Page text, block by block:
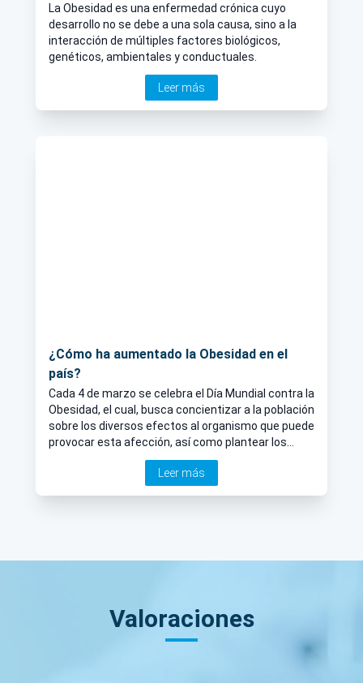
La Obesidad es una enfermedad crónica cuyo
desarrollo no se debe a una sola causa, sino a la
interacción de múltiples factores biológicos,
genéticos, ambientales y conductuales.
Leer más
¿Cómo ha aumentado la Obesidad en el
país?
Cada 4 de marzo se celebra el Día Mundial contra la
Obesidad, el cual, busca concientizar a la población
sobre los diversos efectos al organismo que puede
provocar esta afección, así como plantear los
tratamientos que existen para erradicarla en todo
Leer más
Valoraciones